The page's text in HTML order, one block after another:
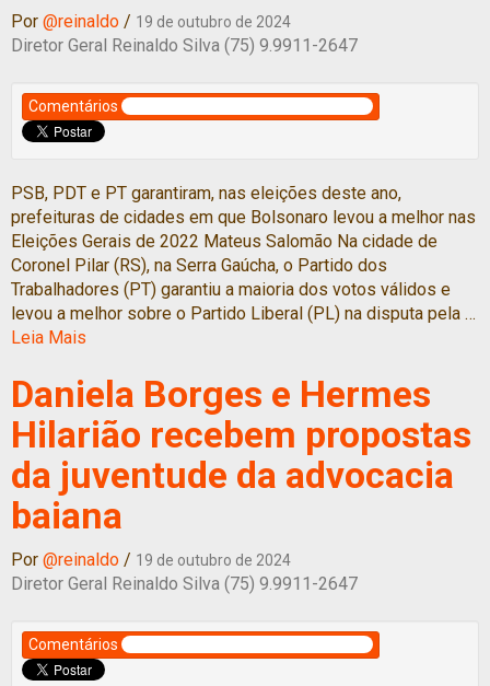
Por @reinaldo / 19 de outubro de 2024
Diretor Geral Reinaldo Silva (75) 9.9911-2647
Comentários
PSB, PDT e PT garantiram, nas eleições deste ano,
prefeituras de cidades em que Bolsonaro levou a melhor nas
Eleições Gerais de 2022 Mateus Salomão Na cidade de
Coronel Pilar (RS), na Serra Gaúcha, o Partido dos
Trabalhadores (PT) garantiu a maioria dos votos válidos e
levou a melhor sobre o Partido Liberal (PL) na disputa pela …
Leia Mais
Daniela Borges e Hermes
Hilarião recebem propostas
da juventude da advocacia
baiana
Por @reinaldo / 19 de outubro de 2024
Diretor Geral Reinaldo Silva (75) 9.9911-2647
Comentários